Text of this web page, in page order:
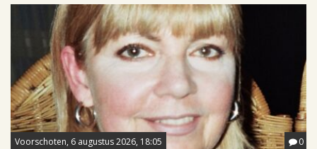
Voorschoten, 6 augustus 2026, 18:05 0